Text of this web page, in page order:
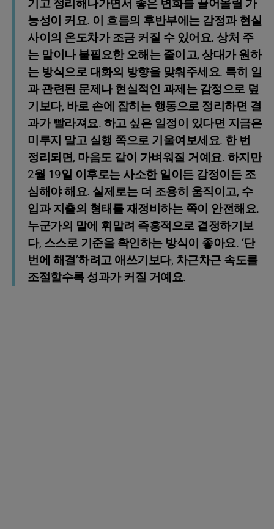
기고 정리해나가면서 좋은 변화를 끌어올릴 가
능성이 커요. 이 흐름의 후반부에는 감정과 현실
사이의 온도차가 조금 커질 수 있어요. 상처 주
는 말이나 불필요한 오해는 줄이고, 상대가 원하
는 방식으로 대화의 방향을 맞춰주세요. 특히 일
과 관련된 문제나 현실적인 과제는 감정으로 덮
기보다, 바로 손에 잡히는 행동으로 정리하면 결
과가 빨라져요. 하고 싶은 일정이 있다면 지금은
미루지 말고 실행 쪽으로 기울여보세요. 한 번
정리되면, 마음도 같이 가벼워질 거예요. 하지만
2월 19일 이후로는 사소한 일이든 감정이든 조
심해야 해요. 실제로는 더 조용히 움직이고, 수
입과 지출의 형태를 재정비하는 쪽이 안전해요.
누군가의 말에 휘말려 즉흥적으로 결정하기보
다, 스스로 기준을 확인하는 방식이 좋아요. ‘단
번에 해결’하려고 애쓰기보다, 차근차근 속도를
조절할수록 성과가 커질 거예요.